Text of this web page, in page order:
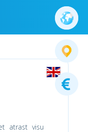
atrast visu